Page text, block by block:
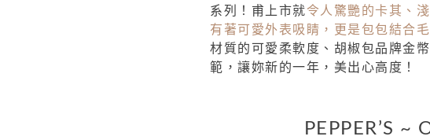
系列！ 甫上市就令人驚艷的卡其、
有著可愛外表吸睛，更是包包結合
材質的可愛柔軟度、胡椒包品牌金
範，讓妳新的一年，美出心高度！
PEPPER’S ~